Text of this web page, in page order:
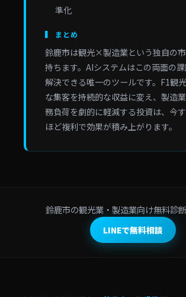
準化
▍ まとめ
鈴鹿市は観光×製造業という独自の
持ちます。AIシステムはこの両面の
解決できる唯一のツールです。F1観
な集客を持続的な収益に変え、製造
務負荷を劇的に軽減する投資は、今
ほど複利で効果が積み上がります。
鈴鹿市の観光業・製造業向け無料診
LINEで無料相談